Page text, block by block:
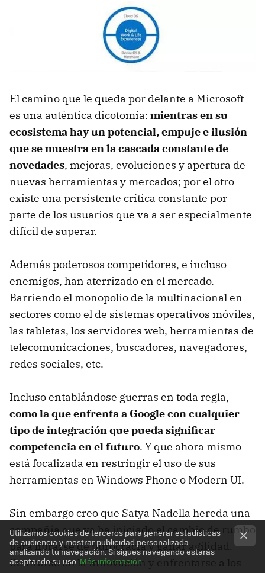
El camino que le queda por delante a Microsoft
es una auténtica dicotomía: mientras en su
ecosistema hay un potencial, empuje e ilusión
que se muestra en la cascada constante de
novedades, mejoras, evoluciones y apertura de
nuevas herramientas y mercados; por el otro
existe una persistente crítica constante por
parte de los usuarios que va a ser especialmente
difícil de superar.
Además poderosos competidores, e incluso
enemigos, han aterrizado en el mercado.
Barriendo el monopolio de la multinacional en
sectores como el de sistemas operativos móviles,
las tabletas, los servidores web, herramientas de
telecomunicaciones, buscadores, navegadores,
redes sociales, etc.
Incluso entablándose guerras en toda regla,
como la que enfrenta a Google con cualquier
tipo de integración que pueda significar
competencia en el futuro. Y que ahora mismo
está focalizada en restringir el uso de sus
herramientas en Windows Phone o Modern UI.
Sin embargo creo que Satya Nadella hereda una
compañía que ya ha iniciado el cambio de rumbo
para librarse de burocracia y ganar agilidad.
Centrarse en la innovación y enfrentarse a los
Utilizamos cookies de terceros para generar estadísticas
de audiencia y mostrar publicidad personalizada
analizando tu navegación. Si sigues navegando estarás
aceptando su uso.Más información